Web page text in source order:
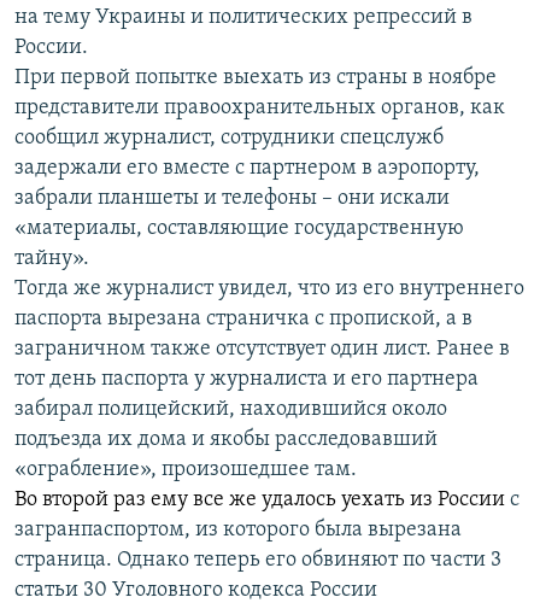
на тему Украины и политических репрессий в
России.
При первой попытке выехать из страны в ноябре
представители правоохранительных органов, как
сообщил журналист, сотрудники спецслужб
задержали его вместе с партнером в аэропорту,
забрали планшеты и телефоны – они искали
«материалы, составляющие государственную
тайну».
Тогда же журналист увидел, что из его внутреннего
паспорта вырезана страничка с пропиской, а в
заграничном также отсутствует один лист. Ранее в
тот день паспорта у журналиста и его партнера
забирал полицейский, находившийся около
подъезда их дома и якобы расследовавший
«ограбление», произошедшее там.
Во второй раз ему все же удалось уехать из России с
загранпаспортом, из которого была вырезана
страница. Однако теперь его обвиняют по части 3
статьи 30 Уголовного кодекса России